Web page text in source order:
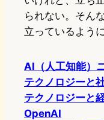
られない。そん
立っているよう
AI（人工知能）
テクノロジーと
テクノロジーと
OpenAI